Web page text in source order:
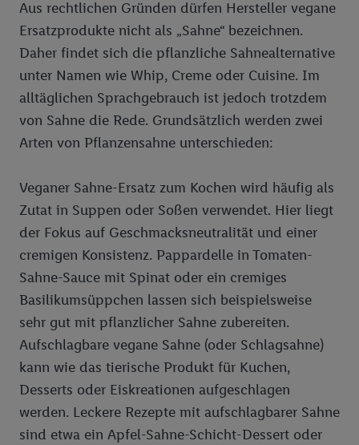
Aus rechtlichen Gründen dürfen Hersteller vegane
Ersatzprodukte nicht als „Sahne“ bezeichnen.
Daher findet sich die pflanzliche Sahnealternative
unter Namen wie Whip, Creme oder Cuisine. Im
alltäglichen Sprachgebrauch ist jedoch trotzdem
von Sahne die Rede. Grundsätzlich werden zwei
Arten von Pflanzensahne unterschieden:
Veganer Sahne-Ersatz zum Kochen wird häufig als
Zutat in Suppen oder Soßen verwendet. Hier liegt
der Fokus auf Geschmacksneutralität und einer
cremigen Konsistenz. Pappardelle in Tomaten-
Sahne-Sauce mit Spinat oder ein cremiges
Basilikumsüppchen lassen sich beispielsweise
sehr gut mit pflanzlicher Sahne zubereiten.
Aufschlagbare vegane Sahne (oder Schlagsahne)
kann wie das tierische Produkt für Kuchen,
Desserts oder Eiskreationen aufgeschlagen
werden. Leckere Rezepte mit aufschlagbarer Sahne
sind etwa ein Apfel-Sahne-Schicht-Dessert oder